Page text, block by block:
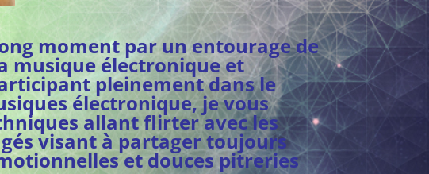
moment par un entourage de
musique électronique et
pleinement dans le
électronique, je vous
allant flirter avec les
visant à partager toujours
et douces pitreries